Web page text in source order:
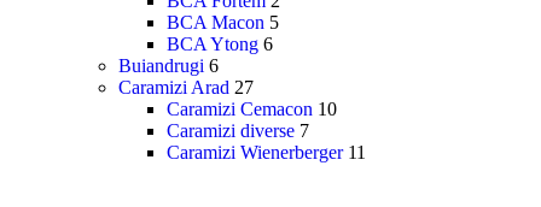
BCA Macon 5
BCA Ytong 6
Buiandrugi 6
Caramizi Arad 27
Caramizi Cemacon 10
Caramizi diverse 7
Caramizi Wienerberger 11